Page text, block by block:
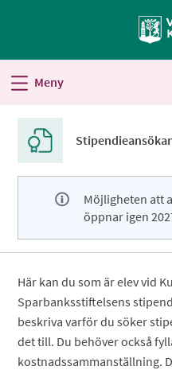
Självservice
kommun
Meny
Möjligheten att
öppnar igen
Här kan du som är elev vid
Sparbanksstiftelsens
beskriva varför du söker
det till. Du behöver också
kostnadssammanställning.